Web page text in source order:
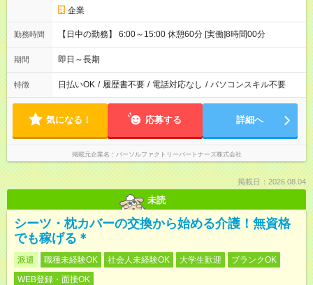
企業
勤務時間 【日中の勤務】 6:00～15:00 休憩60分 [実働]8時間00分
期間 即日～長期
特徴 日払いOK / 履歴書不要 / 電話対応なし / パソコンスキル不要
気になる！ 応募する 詳細へ
掲載元企業名 パーソルファクトリーパートナーズ株式会社
掲載日：2026.08.04
未読
シーツ・枕カバーの交換から始める介護！無資格
でも稼げる＊
派遣 職種未経験OK 社会人未経験OK 大学生歓迎
ブランクOK
WEB登録・面接OK